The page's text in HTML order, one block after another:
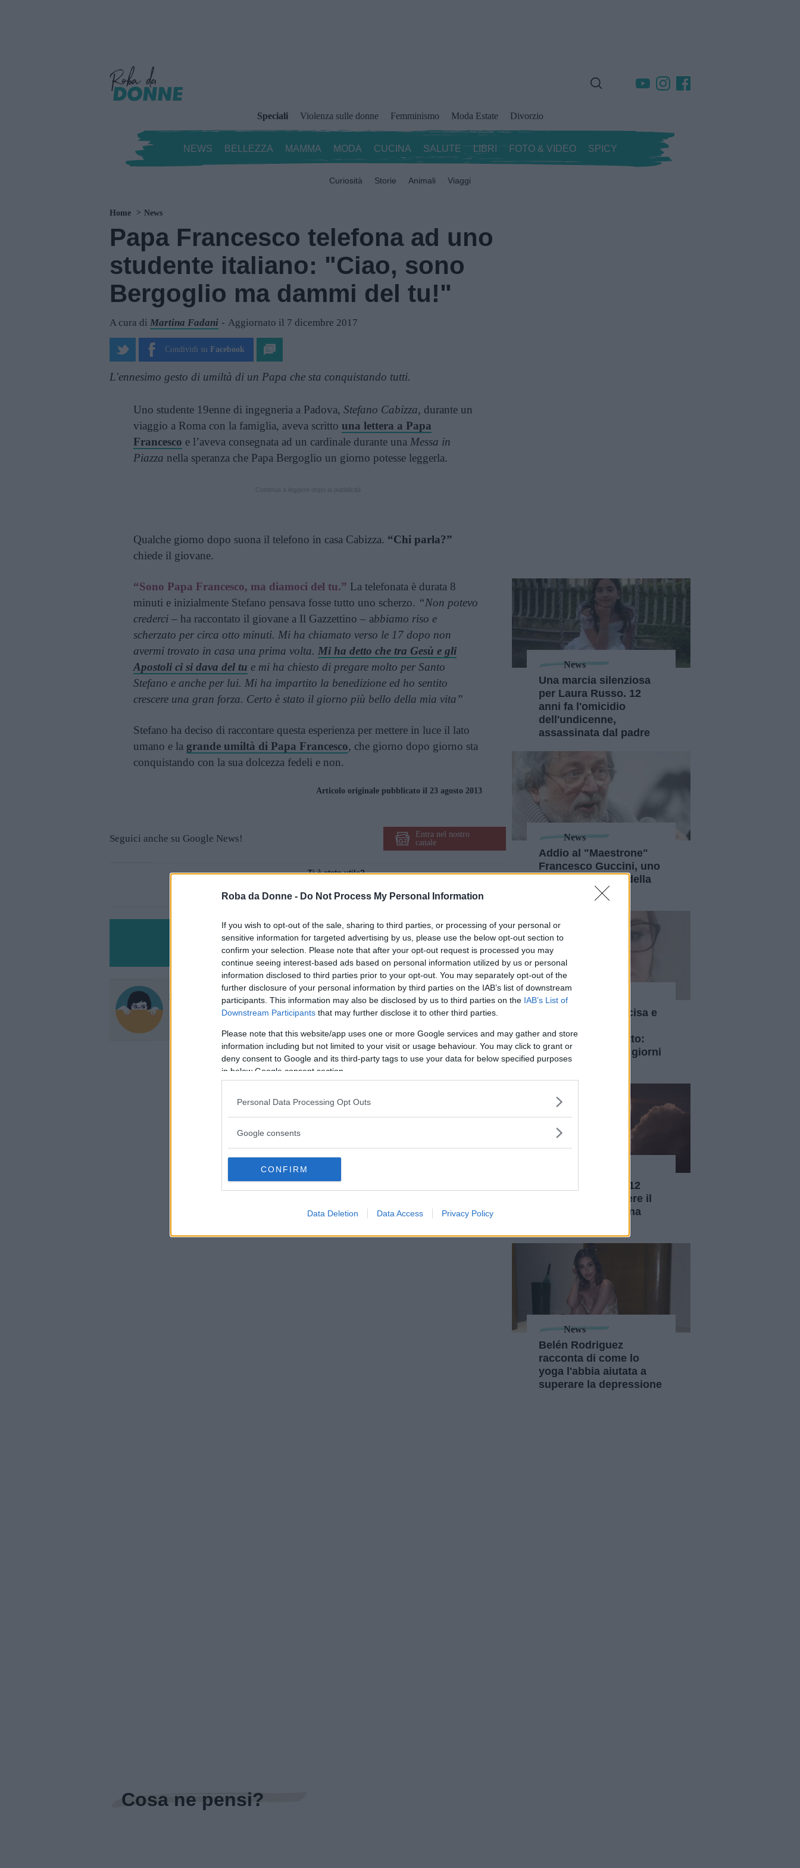
Roba da Donne - Do Not Process My Personal Information
If you wish to opt-out of the sale, sharing to third parties, or processing of your personal or
sensitive information for targeted advertising by us, please use the below opt-out section to
confirm your selection. Please note that after your opt-out request is processed you may
continue seeing interest-based ads based on personal information utilized by us or personal
information disclosed to third parties prior to your opt-out. You may separately opt-out of the
further disclosure of your personal information by third parties on the IAB’s list of downstream
participants. This information may also be disclosed by us to third parties on the IAB’s List of
Downstream Participants that may further disclose it to other third parties.
Please note that this website/app uses one or more Google services and may gather and store
information including but not limited to your visit or usage behaviour. You may click to grant or
deny consent to Google and its third-party tags to use your data for below specified purposes
in below Google consent section.
Personal Data Processing Opt Outs
Google consents
CONFIRM
Data Deletion Data Access Privacy Policy
Speciali Violenza sulle donne Femminismo Moda Estate Divorzio
NEWS BELLEZZA MAMMA MODA CUCINA SALUTE LIBRI FOTO & VIDEO SPICY
Curiosità Storie Animali Viaggi
Home News
Papa Francesco telefona ad uno
studente italiano: "Ciao, sono
Bergoglio ma dammi del tu!"
A cura di Martina Fadani Aggiornato il 7 dicembre 2017
Condividi su Facebook
L'ennesimo gesto di umiltà di un Papa che sta conquistando tutti.
Uno studente 19enne di ingegneria a Padova, Stefano Cabizza, durante un
viaggio a Roma con la famiglia, aveva scritto una lettera a Papa
Francesco e l’aveva consegnata ad un cardinale durante una Messa in
Piazza nella speranza che Papa Bergoglio un giorno potesse leggerla.
Qualche giorno dopo suona il telefono in casa Cabizza. “Chi parla?”
chiede il giovane.
“Sono Papa Francesco, ma diamoci del tu.” La telefonata è durata 8
minuti e inizialmente Stefano pensava fosse tutto uno scherzo. “Non potevo
crederci – ha raccontato il giovane a Il Gazzettino – abbiamo riso e
scherzato per circa otto minuti. Mi ha chiamato verso le 17 dopo non
avermi trovato in casa una prima volta. Mi ha detto che tra Gesù e gli
Apostoli ci si dava del tu e mi ha chiesto di pregare molto per Santo
Stefano e anche per lui. Mi ha impartito la benedizione ed ho sentito
crescere una gran forza. Certo è stato il giorno più bello della mia vita”
Stefano ha deciso di raccontare questa esperienza per mettere in luce il lato
umano e la grande umiltà di Papa Francesco, che giorno dopo giorno sta
conquistando con la sua dolcezza fedeli e non.
Articolo originale pubblicato il 23 agosto 2013
Seguici anche su Google News!
Entra nel nostro
canale
Ti è stato utile?
SUBMIT RATING
Non ci sono ancora voti.
Condividi su Facebook
Martina Fadani
Sempre sulla cresta dell'onda, non mi sfugge nemmeno uno
scoop: le notizie più buffe, scottanti e incredibili passano
News
Una marcia silenziosa
per Laura Russo. 12
anni fa l'omicidio
dell'undicenne,
assassinata dal padre
News
Addio al "Maestrone"
Francesco Guccini, uno
degli ultimi poeti della
News
Daniela Florea uccisa e
contenitore del letto:
arrestato dopo 20 giorni
l'ex compagno
Eclissi solare del 12
agosto: dove vedere il
fenomeno che torna
News
Belén Rodriguez
racconta di come lo
yoga l'abbia aiutata a
superare la depressione
Cosa ne pensi?